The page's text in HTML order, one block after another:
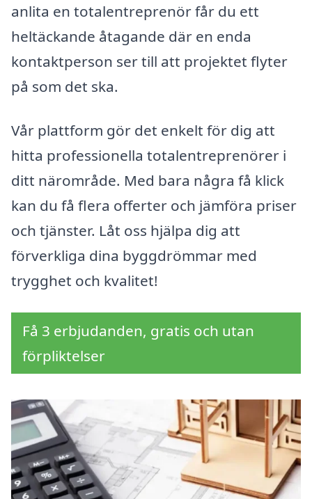
anlita en totalentreprenör får du ett
heltäckande åtagande där en enda
kontaktperson ser till att projektet flyter
på som det ska.
Vår plattform gör det enkelt för dig att
hitta professionella totalentreprenörer i
ditt närområde. Med bara några få klick
kan du få flera offerter och jämföra priser
och tjänster. Låt oss hjälpa dig att
förverkliga dina byggdrömmar med
trygghet och kvalitet!
Få 3 erbjudanden, gratis och utan
förpliktelser